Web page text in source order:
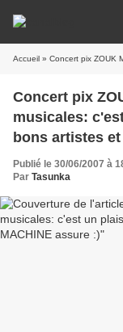
Accueil » Concert pix ZOUK MACHINE
Concert pix
musicales:
bons artistes
Publié le 30/06/2007 à
Par Tasunka